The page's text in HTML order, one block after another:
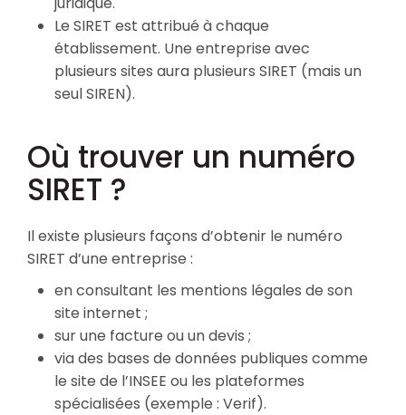
Le SIRET est attribué à chaque
établissement. Une entreprise avec
plusieurs sites aura plusieurs SIRET (mais un
seul SIREN).
Où trouver un numéro
SIRET ?
Il existe plusieurs façons d’obtenir le numéro
SIRET d’une entreprise :
en consultant les mentions légales de son
site internet ;
sur une facture ou un devis ;
via des bases de données publiques comme
le site de l’INSEE ou les plateformes
spécialisées (exemple : Verif).